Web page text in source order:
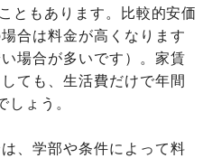
ともあります。比較的安価
合は料金が高くなります
場合が多いです）。家賃
ても、生活費だけで年間
ょう。
、学部や条件によって料